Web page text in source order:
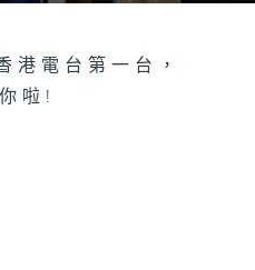
港電台第一台，
啦!